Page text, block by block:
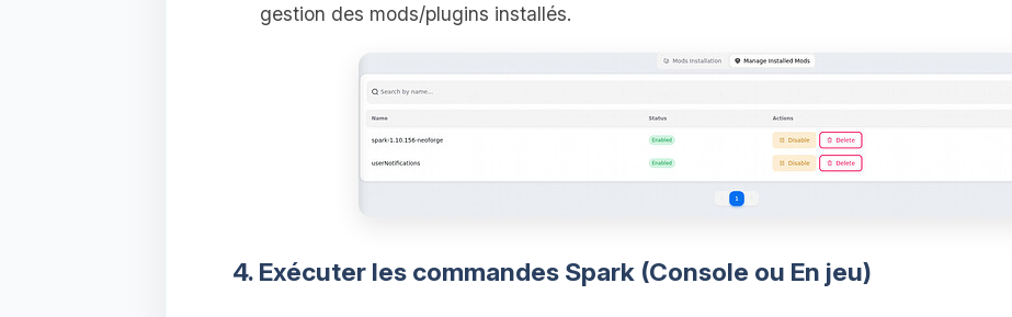
gestion des mods/plugins installés.
4. Exécuter les commandes Spark (Console ou En jeu)